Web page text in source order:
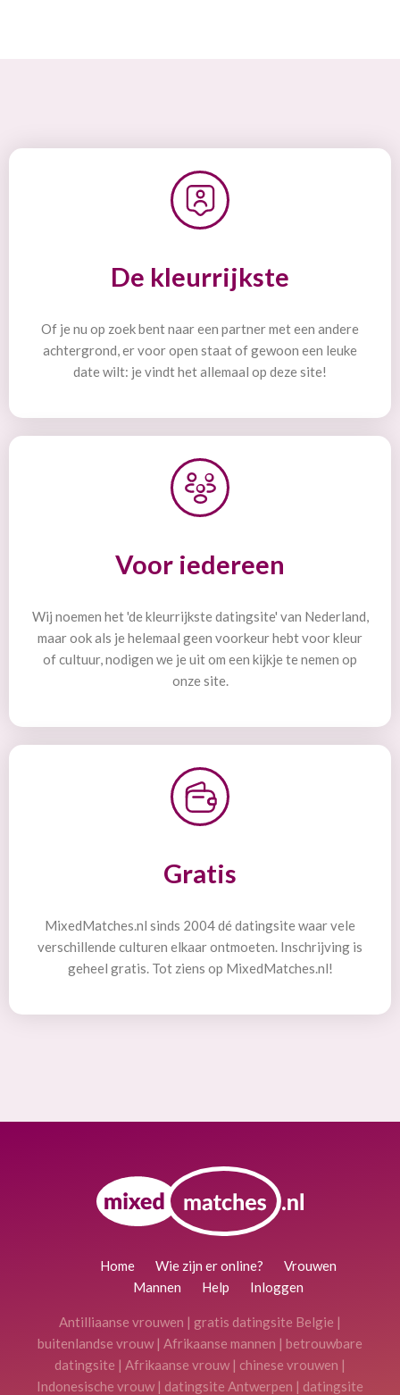
De kleurrijkste
Of je nu op zoek bent naar een partner met een andere
achtergrond, er voor open staat of gewoon een leuke
date wilt: je vindt het allemaal op deze site!
Voor iedereen
Wij noemen het 'de kleurrijkste datingsite' van Nederland,
maar ook als je helemaal geen voorkeur hebt voor kleur
of cultuur, nodigen we je uit om een kijkje te nemen op
onze site.
Gratis
MixedMatches.nl sinds 2004 dé datingsite waar vele
verschillende culturen elkaar ontmoeten. Inschrijving is
geheel gratis. Tot ziens op MixedMatches.nl!
Home Wie zijn er online?
Vrouwen
Mannen
Help Inloggen
Antilliaanse vrouwen | gratis datingsite Belgie |
buitenlandse vrouw | Afrikaanse mannen | betrouwbare
datingsite | Afrikaanse vrouw | chinese vrouwen |
Indonesische vrouw | datingsite Antwerpen | datingsite